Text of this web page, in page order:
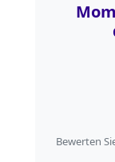
Bewerten